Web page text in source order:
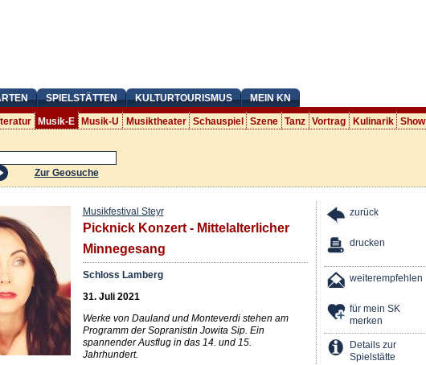
SPIELSTÄTTEN KULTURTOURISMUS MEIN KN
Musik-E Musik-U Musiktheater Schauspiel Szene Tanz Vortrag Kulinarik Show
Zur Geosuche
Musikfestival Steyr
Picknick Konzert - Mittelalterlicher
Minnegesang
Schloss Lamberg
31. Juli 2021
Werke von Dauland und Monteverdi stehen am
Programm der Sopranistin Jowita Sip. Ein
spannender Ausflug in das 14. und 15.
Jahrhundert.
zurück
drucken
weiterempfehlen
für mein SK
merken
Details zur
Spielstätte